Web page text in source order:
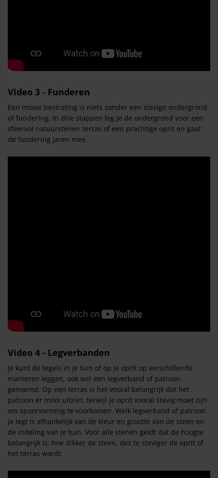
Video 3 - Funderen
Een mooie bestrating is niets zonder een stevige ondergrond
of fundering. In drie stappen leg je de ondergrond voor een
sfeervol natuurstenen terras of een prachtige oprit en gaat
de fundering jaren mee.
Video 4 - Legverbanden
Je kunt de tegels in je tuin of op je oprit op verschillende
manieren leggen, ook wel een legverband of patroon
genoemd. Op een terras is het vooral belangrijk dat het
patroon er mooi uitziet, terwijl je oprit vooral stevig moet zijn
om spoorvorming te voorkomen. Welk legverband of patroon
je legt is afhankelijk van de kleur en grootte van de steen en
de indeling van je tuin. Voor alle stenen geldt dat de hoogte
belangrijk is: hoe dikker de steen, des te steviger de oprit of
het terras wordt.